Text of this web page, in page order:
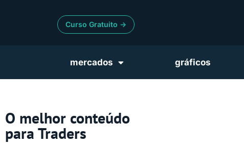
Curso Gratuito ->
mercados gráficos
O melhor conteúdo
para Traders